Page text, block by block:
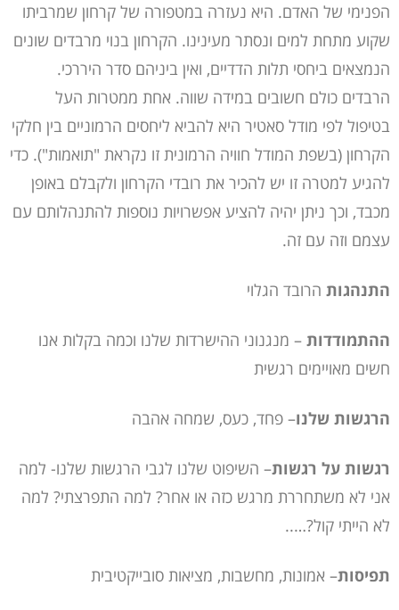
הפנימי של האדם. היא נעזרה במטפורה של קרחון שמרביתו
שקוע מתחת למים ונסתר מעינינו. הקרחון בנוי מרבדים שונים
הנמצאים ביחסי תלות הדדיים, ואין ביניהם סדר היררכי.
הרבדים כולם חשובים במידה שווה. אחת ממטרות העל
בטיפול לפי מודל סאטיר היא להביא ליחסים הרמוניים בין חלקי
הקרחון (בשפת המודל חוויה הרמונית זו נקראת "תואמות"). כדי
להגיע למטרה זו יש להכיר את רובדי הקרחון ולקבלם באופן
מכבד, וכך ניתן יהיה להציע אפשרויות נוספות להתנהלותם עם
עצמם וזה עם זה.
התנהגות הרובד הגלוי
ההתמודדות – מנגנוני ההישרדות שלנו וכמה בקלות אנו
חשים מאויימים רגשית
הרגשות שלנו– פחד, כעס, שמחה אהבה
רגשות על רגשות– השיפוט שלנו לגבי הרגשות שלנו- למה
אני לא משתחררת מרגש כזה או אחר? למה התפרצתי? למה
לא הייתי קול?…..
תפיסות– אמונות, מחשבות, מציאות סובייקטיבית